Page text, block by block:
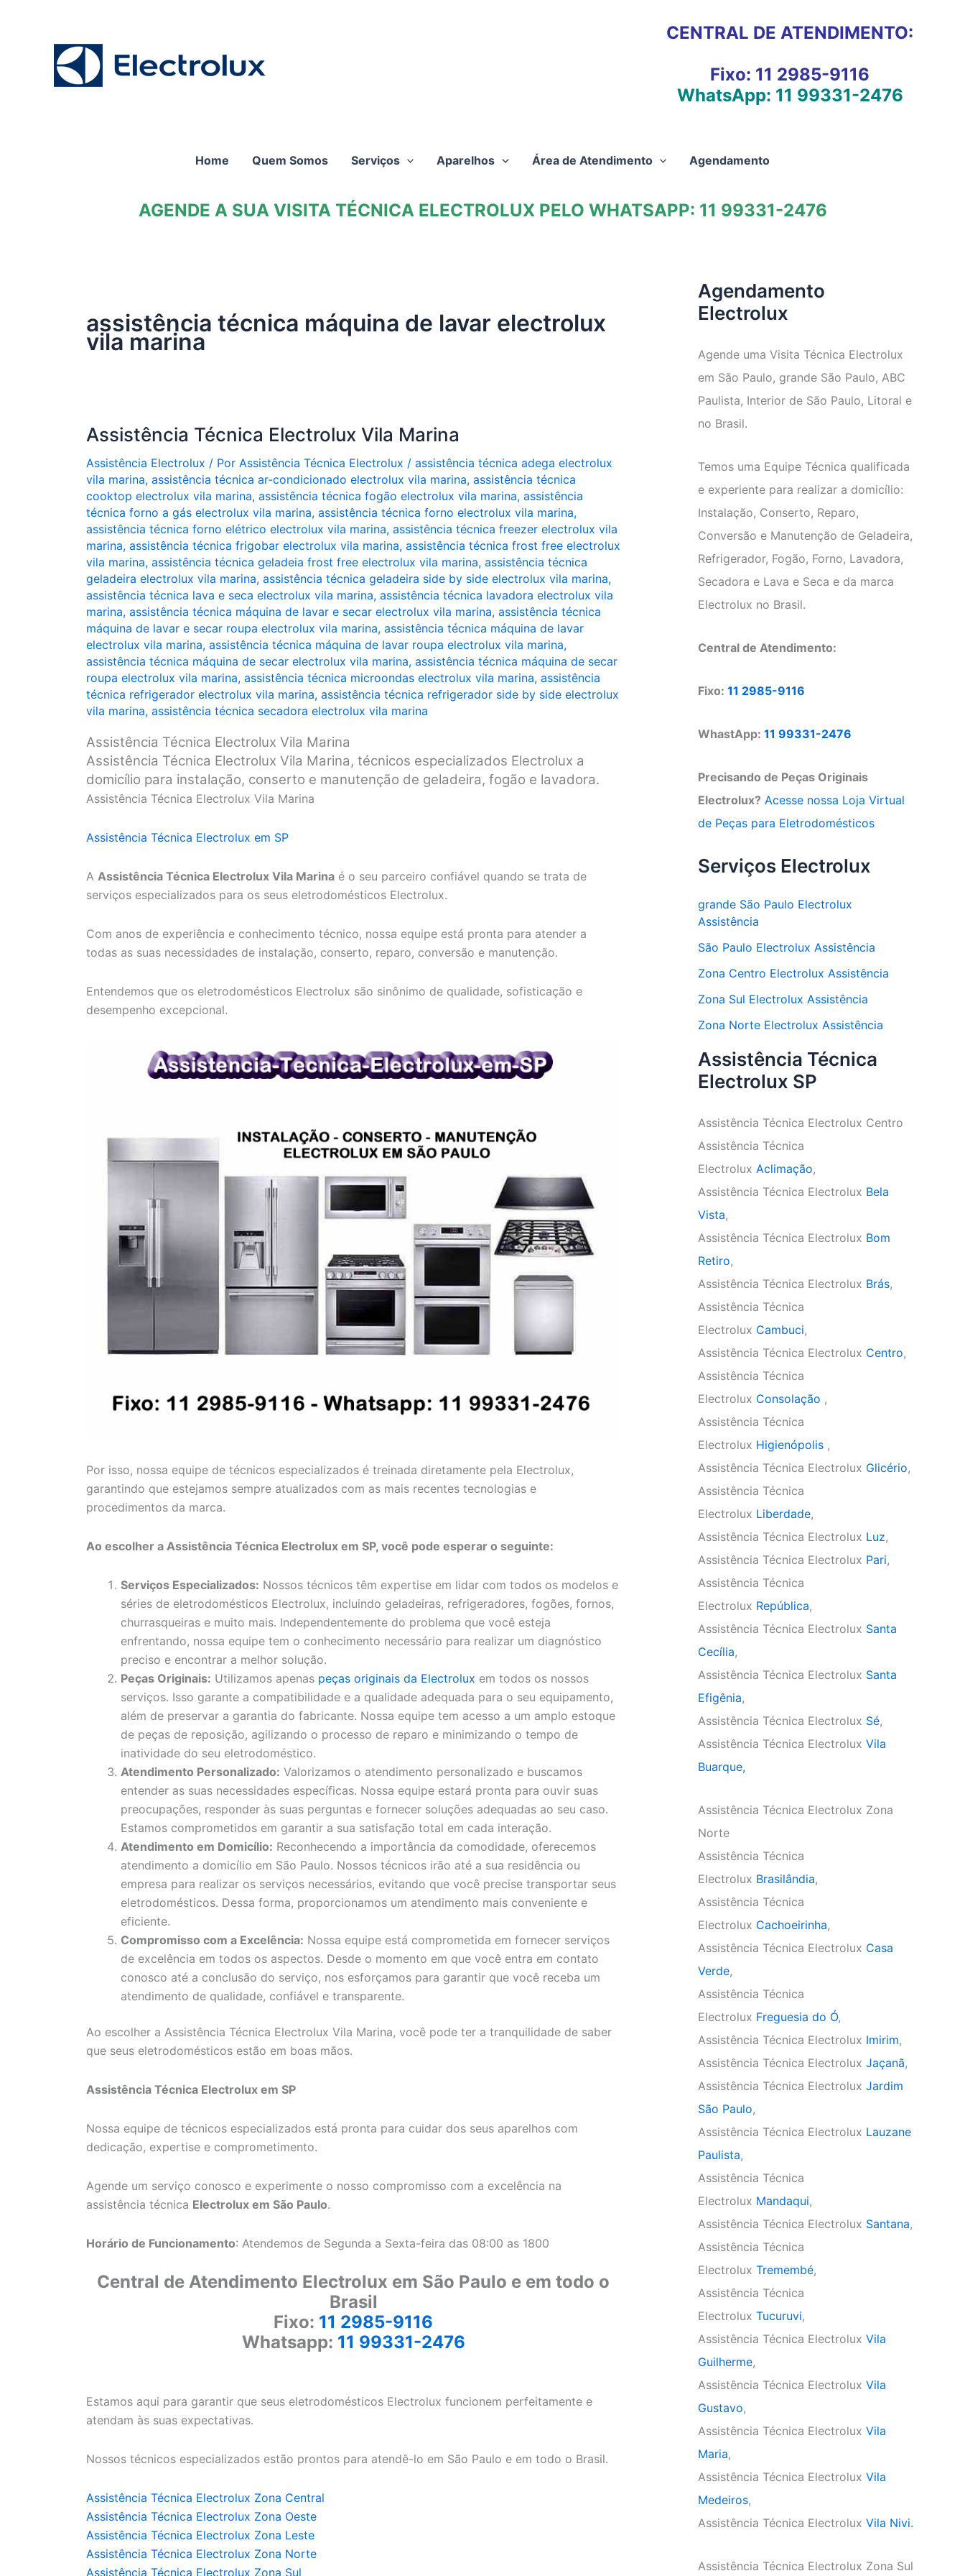
CENTRAL DE ATENDIMENTO:
Fixo: 11 2985-9116
WhatsApp: 11 99331-2476
Home Quem Somos Serviços Aparelhos Área de Atendimento Agendamento
AGENDE A SUA VISITA TÉCNICA ELECTROLUX PELO WHATSAPP: 11 99331-2476
assistência técnica máquina de lavar electrolux
vila marina
Assistência Técnica Electrolux Vila Marina
Assistência Electrolux / Por Assistência Técnica Electrolux / assistência técnica adega electrolux
vila marina, assistência técnica ar-condicionado electrolux vila marina, assistência técnica
cooktop electrolux vila marina, assistência técnica fogão electrolux vila marina, assistência
técnica forno a gás electrolux vila marina, assistência técnica forno electrolux vila marina,
assistência técnica forno elétrico electrolux vila marina, assistência técnica freezer electrolux vila
marina, assistência técnica frigobar electrolux vila marina, assistência técnica frost free electrolux
vila marina, assistência técnica geladeia frost free electrolux vila marina, assistência técnica
geladeira electrolux vila marina, assistência técnica geladeira side by side electrolux vila marina,
assistência técnica lava e seca electrolux vila marina, assistência técnica lavadora electrolux vila
marina, assistência técnica máquina de lavar e secar electrolux vila marina, assistência técnica
máquina de lavar e secar roupa electrolux vila marina, assistência técnica máquina de lavar
electrolux vila marina, assistência técnica máquina de lavar roupa electrolux vila marina,
assistência técnica máquina de secar electrolux vila marina, assistência técnica máquina de secar
roupa electrolux vila marina, assistência técnica microondas electrolux vila marina, assistência
técnica refrigerador electrolux vila marina, assistência técnica refrigerador side by side electrolux
vila marina, assistência técnica secadora electrolux vila marina
Assistência Técnica Electrolux Vila Marina
Assistência Técnica Electrolux Vila Marina, técnicos especializados Electrolux a
domicílio para instalação, conserto e manutenção de geladeira, fogão e lavadora.
Assistência Técnica Electrolux Vila Marina
Assistência Técnica Electrolux em SP
A Assistência Técnica Electrolux Vila Marina é o seu parceiro confiável quando se trata de
serviços especializados para os seus eletrodomésticos Electrolux.
Com anos de experiência e conhecimento técnico, nossa equipe está pronta para atender a
todas as suas necessidades de instalação, conserto, reparo, conversão e manutenção.
Entendemos que os eletrodomésticos Electrolux são sinônimo de qualidade, sofisticação e
desempenho excepcional.
Por isso, nossa equipe de técnicos especializados é treinada diretamente pela Electrolux,
garantindo que estejamos sempre atualizados com as mais recentes tecnologias e
procedimentos da marca.
Ao escolher a Assistência Técnica Electrolux em SP, você pode esperar o seguinte:
Serviços Especializados: Nossos técnicos têm expertise em lidar com todos os modelos e
séries de eletrodomésticos Electrolux, incluindo geladeiras, refrigeradores, fogões, fornos,
churrasqueiras e muito mais. Independentemente do problema que você esteja
enfrentando, nossa equipe tem o conhecimento necessário para realizar um diagnóstico
preciso e encontrar a melhor solução.
Peças Originais: Utilizamos apenas peças originais da Electrolux em todos os nossos
serviços. Isso garante a compatibilidade e a qualidade adequada para o seu equipamento,
além de preservar a garantia do fabricante. Nossa equipe tem acesso a um amplo estoque
de peças de reposição, agilizando o processo de reparo e minimizando o tempo de
inatividade do seu eletrodoméstico.
Atendimento Personalizado: Valorizamos o atendimento personalizado e buscamos
entender as suas necessidades específicas. Nossa equipe estará pronta para ouvir suas
preocupações, responder às suas perguntas e fornecer soluções adequadas ao seu caso.
Estamos comprometidos em garantir a sua satisfação total em cada interação.
Atendimento em Domicílio: Reconhecendo a importância da comodidade, oferecemos
atendimento a domicílio em São Paulo. Nossos técnicos irão até a sua residência ou
empresa para realizar os serviços necessários, evitando que você precise transportar seus
eletrodomésticos. Dessa forma, proporcionamos um atendimento mais conveniente e
eficiente.
Compromisso com a Excelência: Nossa equipe está comprometida em fornecer serviços
de excelência em todos os aspectos. Desde o momento em que você entra em contato
conosco até a conclusão do serviço, nos esforçamos para garantir que você receba um
atendimento de qualidade, confiável e transparente.
Ao escolher a Assistência Técnica Electrolux Vila Marina, você pode ter a tranquilidade de saber
que seus eletrodomésticos estão em boas mãos.
Assistência Técnica Electrolux em SP
Nossa equipe de técnicos especializados está pronta para cuidar dos seus aparelhos com
dedicação, expertise e comprometimento.
Agende um serviço conosco e experimente o nosso compromisso com a excelência na
assistência técnica Electrolux em São Paulo.
Horário de Funcionamento: Atendemos de Segunda a Sexta-feira das 08:00 as 1800
Central de Atendimento Electrolux em São Paulo e em todo o
Brasil
Fixo: 11 2985-9116
Whatsapp: 11 99331-2476
Estamos aqui para garantir que seus eletrodomésticos Electrolux funcionem perfeitamente e
atendam às suas expectativas.
Nossos técnicos especializados estão prontos para atendê-lo em São Paulo e em todo o Brasil.
Assistência Técnica Electrolux Zona Central
Assistência Técnica Electrolux Zona Oeste
Assistência Técnica Electrolux Zona Leste
Assistência Técnica Electrolux Zona Norte
Assistência Técnica Electrolux Zona Sul
Agendamento
Electrolux
Agende uma Visita Técnica Electrolux
em São Paulo, grande São Paulo, ABC
Paulista, Interior de São Paulo, Litoral e
no Brasil.
Temos uma Equipe Técnica qualificada
e experiente para realizar a domicílio:
Instalação, Conserto, Reparo,
Conversão e Manutenção de Geladeira,
Refrigerador, Fogão, Forno, Lavadora,
Secadora e Lava e Seca e da marca
Electrolux no Brasil.
Central de Atendimento:
Fixo: 11 2985-9116
WhastApp: 11 99331-2476
Precisando de Peças Originais
Electrolux? Acesse nossa Loja Virtual
de Peças para Eletrodomésticos
Serviços Electrolux
grande São Paulo Electrolux
Assistência
São Paulo Electrolux Assistência
Zona Centro Electrolux Assistência
Zona Sul Electrolux Assistência
Zona Norte Electrolux Assistência
Assistência Técnica
Electrolux SP
Assistência Técnica Electrolux Centro
Assistência Técnica
Electrolux Aclimação,
Assistência Técnica Electrolux Bela
Vista,
Assistência Técnica Electrolux Bom
Retiro,
Assistência Técnica Electrolux Brás,
Assistência Técnica
Electrolux Cambuci,
Assistência Técnica Electrolux Centro,
Assistência Técnica
Electrolux Consolação ,
Assistência Técnica
Electrolux Higienópolis ,
Assistência Técnica Electrolux Glicério,
Assistência Técnica
Electrolux Liberdade,
Assistência Técnica Electrolux Luz,
Assistência Técnica Electrolux Pari,
Assistência Técnica
Electrolux República,
Assistência Técnica Electrolux Santa
Cecília,
Assistência Técnica Electrolux Santa
Efigênia,
Assistência Técnica Electrolux Sé,
Assistência Técnica Electrolux Vila
Buarque,
Assistência Técnica Electrolux Zona
Norte
Assistência Técnica
Electrolux Brasilândia,
Assistência Técnica
Electrolux Cachoeirinha,
Assistência Técnica Electrolux Casa
Verde,
Assistência Técnica
Electrolux Freguesia do Ó,
Assistência Técnica Electrolux Imirim,
Assistência Técnica Electrolux Jaçanã,
Assistência Técnica Electrolux Jardim
São Paulo,
Assistência Técnica Electrolux Lauzane
Paulista,
Assistência Técnica
Electrolux Mandaqui,
Assistência Técnica Electrolux Santana,
Assistência Técnica
Electrolux Tremembé,
Assistência Técnica
Electrolux Tucuruvi,
Assistência Técnica Electrolux Vila
Guilherme,
Assistência Técnica Electrolux Vila
Gustavo,
Assistência Técnica Electrolux Vila
Maria,
Assistência Técnica Electrolux Vila
Medeiros,
Assistência Técnica Electrolux Vila Nivi.
Assistência Técnica Electrolux Zona Sul